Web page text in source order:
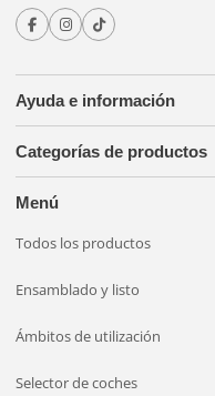
permiten encender y
necesidad de un
espacios donde no se
para un interruptor
mediante un sensor de
Ayuda e información
Categorías de productos
Menú
Todos los productos
Ensamblado y listo
Ámbitos de utilización
Selector de coches